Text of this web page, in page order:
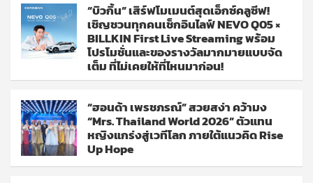
“บิวกิ้น” เสิร์ฟโมเมนต์สุดเอ็กซ์คลูซีฟ!
เชิญชวนทุกคนเช็กอินไลฟ์ NEVO Q05 ×
BILLKIN First Live Streaming พร้อม
โปรโมชั่นและของรางวัลมากมายแบบจัด
เต็ม ที่ไม่เคยให้ที่ไหนมาก่อน!
“ฮอนด้า เพรชภรณ์” สวยสง่า คว้ามง
“Mrs. Thailand World 2026” ตัวแทน
หญิงแกร่งสู่เวทีโลก ภายใต้แนวคิด Rise
Up Hope